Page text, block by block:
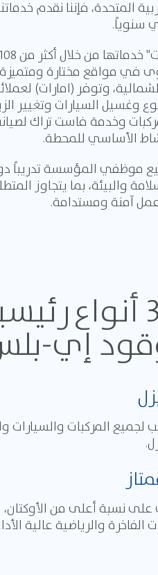
سنوياً.
في مواقع مختارة ومتميزة
وتوفر (امارات)
وغسيل السيارات
وخدمة فاست تراك
الأساسي للمحطة.
موظفي المؤسسة تدريباً
والبيئة، بما يتجاوز
آمنة ومستدامة.
نوفر 3
بلس 91 في محطات
لجميع المركبات والسيارات
نسبة أعلى من الأوكتان،
الفاخرة والرياضية عالية